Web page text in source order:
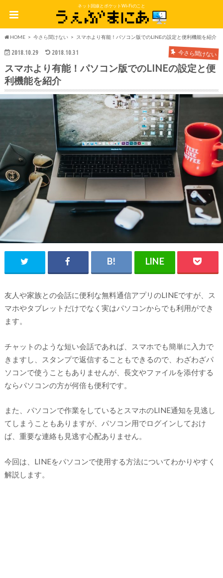
ネット回線とポケットWi-Fiのこと
HOME 今さら聞けない スマホより有能！パソコン版でのLINEの設定と便利機能を紹介
2018.10.29 2018.10.31 今さら聞けない
スマホより有能！パソコン版でのLINEの設定と便
利機能を紹介
友人や家族との会話に便利な無料通信アプリのLINEですが、ス
マホやタブレットだけでなく実はパソコンからでも利用ができ
ます。
チャットのような短い会話であれば、スマホでも簡単に入力で
きますし、スタンプで返信することもできるので、わざわざパ
ソコンで使うこともありませんが、長文やファイルを添付する
ならパソコンの方が何倍も便利です。
また、パソコンで作業をしているとスマホのLINE通知を見逃し
てしまうこともありますが、パソコン用でログインしておけ
ば、重要な連絡も見逃す心配ありません。
今回は、LINEをパソコンで使用する方法についてわかりやすく
解説します。